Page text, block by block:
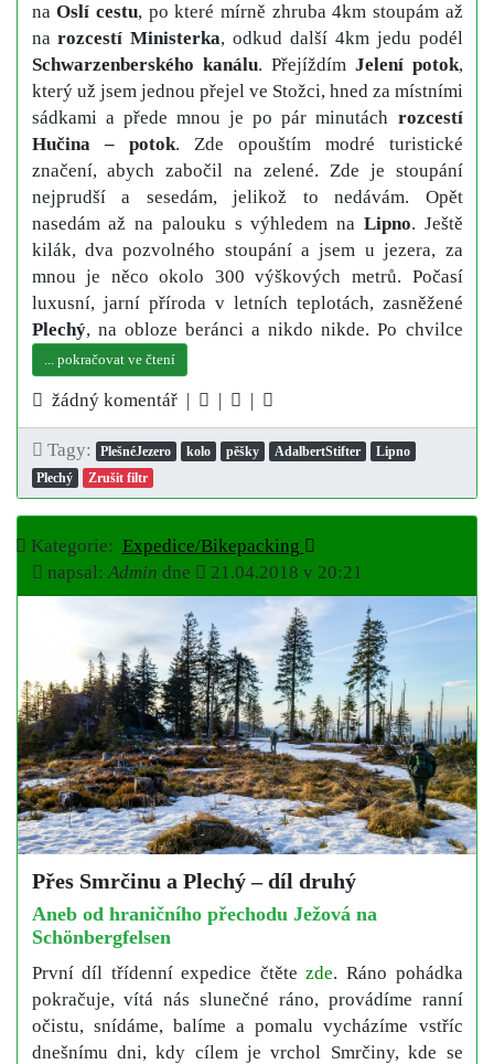
naOslí cestu, po které mírně zhruba 4km stoupám až
narozcestí Ministerka, odkud další 4km jedu podél
Schwarzenberského kanálu. Přejíždím Jelení potok,
který už jsem jednou přejel ve Stožci, hned za místními
sádkami a přede mnou je po pár minutách rozcestí
Hučina – potok. Zde opouštím modré turistické
značení, abych zabočil na zelené. Zde je stoupání
nejprudší a sesedám, jelikož to nedávám. Opět
nasedám až na palouku s výhledem na Lipno. Ještě
kilák, dva pozvolného stoupání a jsem u jezera, za
mnou je něco okolo 300 výškových metrů. Počasí
luxusní, jarní příroda v letních teplotách, zasněžené
Plechý, na obloze beránci a nikdo nikde. Po chvilce
... pokračovat ve čtení
žádný komentář | | |
Tagy: PlešnéJezero kolo pěšky AdalbertStifter
Lipno
Plechý
Zrušit filtr
Kategorie: Expedice/Bikepacking
napsal:Admin dne 21.04.2018 v 20:21
Přes Smrčinu a Plechý – díl druhý
Aneb od hraničního přechodu Ježová na
Schönbergfelsen
První díl třídenní expedice čtětezde. Ráno pohádka
pokračuje, vítá nás slunečné ráno, provádíme ranní
očistu, snídáme, balíme a pomalu vycházíme vstříc
dnešnímu dni, kdy cílem je vrchol Smrčiny, kde se